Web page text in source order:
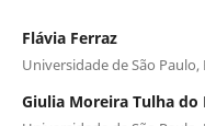
Flávia Ferraz
Universidade de São
Giulia Moreira Tulha do